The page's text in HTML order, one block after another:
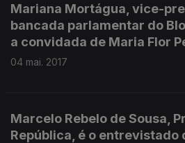
Mariana Mortágua, vice-
bancada parlamentar do
a convidada de Maria Flor
04 mai. 2017
Marcelo Rebelo de Sousa,
República, é o entrevistado